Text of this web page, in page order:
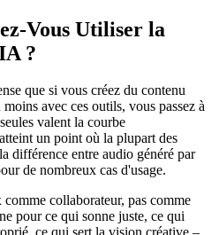
Vous Utiliser la
?
que si vous créez du contenu
avec ces outils, vous passez à
valent la courbe
un point où la plupart des
différence entre audio généré par
de nombreux cas d'usage.
collaborateur, pas comme
pour ce qui sonne juste, ce qui